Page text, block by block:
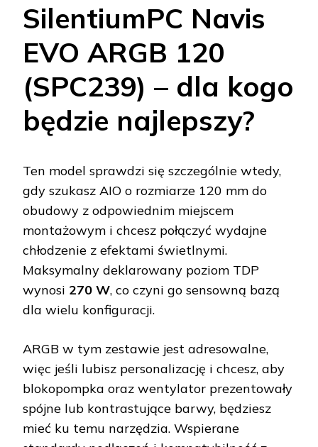
SilentiumPC Navis
EVO ARGB 120
(SPC239) – dla kogo
będzie najlepszy?
Ten model sprawdzi się szczególnie wtedy,
gdy szukasz AIO o rozmiarze 120 mm do
obudowy z odpowiednim miejscem
montażowym i chcesz połączyć wydajne
chłodzenie z efektami świetlnymi.
Maksymalny deklarowany poziom TDP
wynosi 270 W, co czyni go sensowną bazą
dla wielu konfiguracji.
ARGB w tym zestawie jest adresowalne,
więc jeśli lubisz personalizację i chcesz, aby
blokopompka oraz wentylator prezentowały
spójne lub kontrastujące barwy, będziesz
mieć ku temu narzędzia. Wspierane